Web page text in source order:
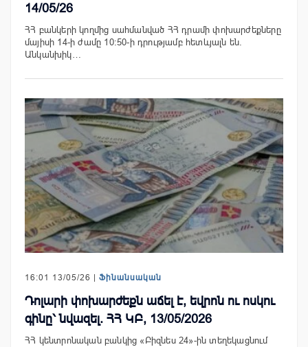
14/05/26
ՀՀ բանկերի կողմից սահմանված ՀՀ դրամի փոխարժեքները
մայիսի 14-ի ժամը 10:50-ի դրությամբ հետևյալն են.
Անկանխիկ…
16:01 13/05/26 | Ֆինանսական
Դոլարի փոխարժեքն աճել է, եվրոն ու ոսկու
գինը՝ նվազել. ՀՀ ԿԲ, 13/05/2026
ՀՀ կենտրոնական բանկից «Բիզնես 24»-ին տեղեկացնում